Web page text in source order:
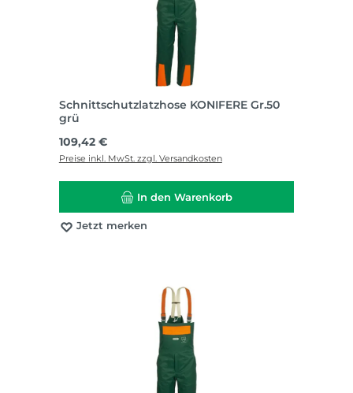
Schnittschutzlatzhose KONIFERE Gr.50
grü
Regulärer Preis:
109,42 €
Preise inkl. MwSt. zzgl. Versandkosten
In den Warenkorb
Jetzt merken